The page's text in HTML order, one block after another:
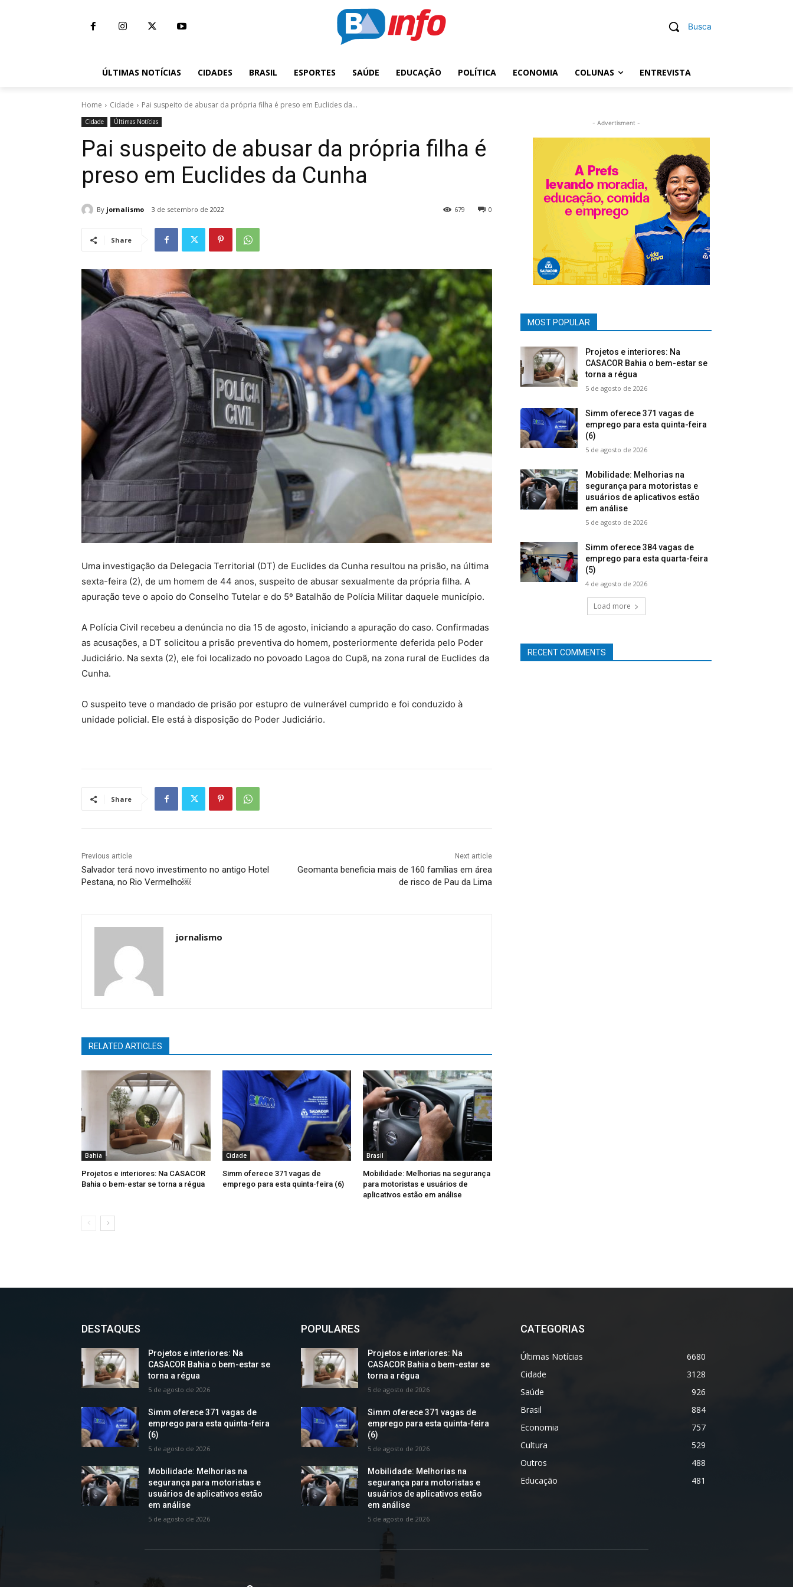
Busca
ÚLTIMAS NOTÍCIAS CIDADES BRASIL ESPORTES SAÚDE EDUCAÇÃO POLÍTICA ECONOMIA COLUNAS ENTREVISTA
Home Cidade Pai suspeito de abusar da própria filha é preso em Euclides da...
Cidade Últimas Notícias
Pai suspeito de abusar da própria filha é
preso em Euclides da Cunha
By jornalismo 3 de setembro de 2022 0
679
Share
Uma investigação da Delegacia Territorial (DT) de Euclides da Cunha resultou na prisão, na última
sexta-feira (2), de um homem de 44 anos, suspeito de abusar sexualmente da própria filha. A
apuração teve o apoio do Conselho Tutelar e do 5º Batalhão de Polícia Militar daquele município.
A Polícia Civil recebeu a denúncia no dia 15 de agosto, iniciando a apuração do caso. Confirmadas
as acusações, a DT solicitou a prisão preventiva do homem, posteriormente deferida pelo Poder
Judiciário. Na sexta (2), ele foi localizado no povoado Lagoa do Cupã, na zona rural de Euclides da
Cunha.
O suspeito teve o mandado de prisão por estupro de vulnerável cumprido e foi conduzido à
unidade policial. Ele está à disposição do Poder Judiciário.
Share
Previous article
Salvador terá novo investimento no antigo Hotel
Pestana, no Rio Vermelho￼
Next article
Geomanta beneficia mais de 160 famílias em área
de risco de Pau da Lima
jornalismo
RELATED ARTICLES
Bahia
Projetos e interiores: Na CASACOR
Bahia o bem-estar se torna a régua
Cidade
Simm oferece 371 vagas de
emprego para esta quinta-feira (6)
Brasil
Mobilidade: Melhorias na segurança
para motoristas e usuários de
aplicativos estão em análise
- Advertisment -
MOST POPULAR
Projetos e interiores: Na
CASACOR Bahia o bem-estar se
torna a régua
5 de agosto de 2026
Simm oferece 371 vagas de
emprego para esta quinta-feira
(6)
5 de agosto de 2026
Mobilidade: Melhorias na
segurança para motoristas e
usuários de aplicativos estão
em análise
5 de agosto de 2026
Simm oferece 384 vagas de
emprego para esta quarta-feira
(5)
4 de agosto de 2026
Load more
RECENT COMMENTS
DESTAQUES
Projetos e interiores: Na
CASACOR Bahia o bem-estar se
torna a régua
5 de agosto de 2026
Simm oferece 371 vagas de
emprego para esta quinta-feira
(6)
5 de agosto de 2026
Mobilidade: Melhorias na
segurança para motoristas e
usuários de aplicativos estão
em análise
5 de agosto de 2026
POPULARES
Projetos e interiores: Na
CASACOR Bahia o bem-estar se
torna a régua
5 de agosto de 2026
Simm oferece 371 vagas de
emprego para esta quinta-feira
(6)
5 de agosto de 2026
Mobilidade: Melhorias na
segurança para motoristas e
usuários de aplicativos estão
em análise
5 de agosto de 2026
CATEGORIAS
Últimas Notícias
6680
Cidade
3128
Saúde
926
Brasil
884
Economia
757
Cultura
529
Outros
488
Educação
481